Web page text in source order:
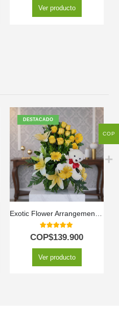
Ver producto
DESTACADO
5.00out of 5
COP$139.900
Ver producto
COP